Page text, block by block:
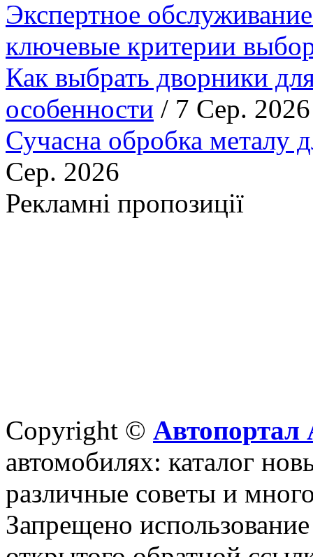
Экспертное
ключевые критерии
Как выбрать дворники
особенности / 7 Сер. 2026
Сучасна обробка металу
Сер. 2026
Рекламні пропозиції
Copyright © Автопортал
автомобилях: каталог
различные советы и
Запрещено